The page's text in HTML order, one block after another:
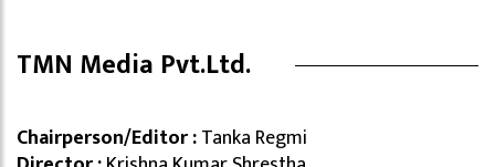
TMN Media Pvt.Ltd.
Chairperson/Editor :Tanka Regmi